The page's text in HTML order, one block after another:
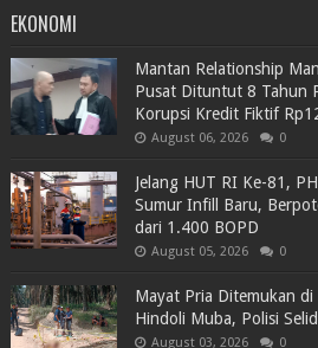
EKONOMI
Mantan Relationship
Pusat Dituntut 8 Tahun
Korupsi Kredit Fiktif
August 06, 2026 0
Jelang HUT RI Ke-81,
Sumur Infill Baru,
dari 1.400 BOPD
August 05, 2026 0
Mayat Pria Ditemukan
Hindoli Muba, Polisi
August 03, 2026 0